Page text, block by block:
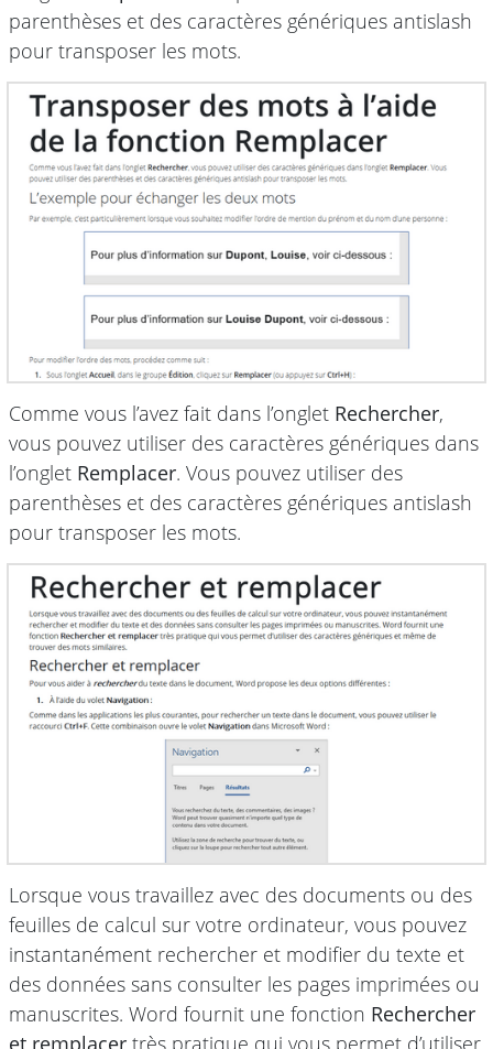
parenthèses et des caractères génériques antislash
pour transposer les mots.
Comme vous l’avez fait dans l’onglet Rechercher,
vous pouvez utiliser des caractères génériques dans
l’onglet Remplacer. Vous pouvez utiliser des
parenthèses et des caractères génériques antislash
pour transposer les mots.
Lorsque vous travaillez avec des documents ou des
feuilles de calcul sur votre ordinateur, vous pouvez
instantanément rechercher et modifier du texte et
des données sans consulter les pages imprimées ou
manuscrites. Word fournit une fonction Rechercher
et remplacer très pratique qui vous permet d’utiliser